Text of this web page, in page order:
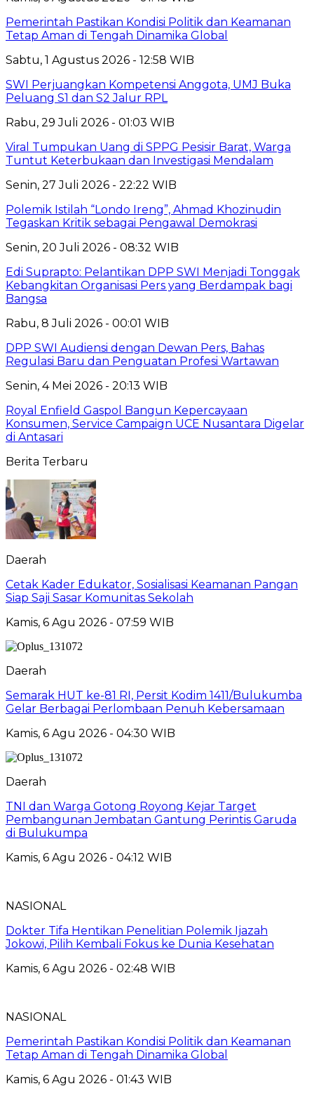
Pemerintah Pastikan Kondisi Politik dan Keamanan
Tetap Aman di Tengah Dinamika Global
Sabtu, 1 Agustus 2026 - 12:58 WIB
SWI Perjuangkan Kompetensi Anggota, UMJ Buka
Peluang S1 dan S2 Jalur RPL
Rabu, 29 Juli 2026 - 01:03 WIB
Viral Tumpukan Uang di SPPG Pesisir Barat, Warga
Tuntut Keterbukaan dan Investigasi Mendalam
Senin, 27 Juli 2026 - 22:22 WIB
Polemik Istilah “Londo Ireng”, Ahmad Khozinudin
Tegaskan Kritik sebagai Pengawal Demokrasi
Senin, 20 Juli 2026 - 08:32 WIB
Edi Suprapto: Pelantikan DPP SWI Menjadi Tonggak
Kebangkitan Organisasi Pers yang Berdampak bagi
Bangsa
Rabu, 8 Juli 2026 - 00:01 WIB
DPP SWI Audiensi dengan Dewan Pers, Bahas
Regulasi Baru dan Penguatan Profesi Wartawan
Senin, 4 Mei 2026 - 20:13 WIB
Royal Enfield Gaspol Bangun Kepercayaan
Konsumen, Service Campaign UCE Nusantara Digelar
di Antasari
Berita Terbaru
Daerah
Cetak Kader Edukator, Sosialisasi Keamanan Pangan
Siap Saji Sasar Komunitas Sekolah
Kamis, 6 Agu 2026 - 07:59 WIB
Daerah
Semarak HUT ke-81 RI, Persit Kodim 1411/Bulukumba
Gelar Berbagai Perlombaan Penuh Kebersamaan
Kamis, 6 Agu 2026 - 04:30 WIB
Daerah
TNI dan Warga Gotong Royong Kejar Target
Pembangunan Jembatan Gantung Perintis Garuda
di Bulukumpa
Kamis, 6 Agu 2026 - 04:12 WIB
NASIONAL
Dokter Tifa Hentikan Penelitian Polemik Ijazah
Jokowi, Pilih Kembali Fokus ke Dunia Kesehatan
Kamis, 6 Agu 2026 - 02:48 WIB
NASIONAL
Pemerintah Pastikan Kondisi Politik dan Keamanan
Tetap Aman di Tengah Dinamika Global
Kamis, 6 Agu 2026 - 01:43 WIB